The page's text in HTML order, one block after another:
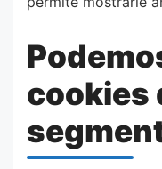
cookies